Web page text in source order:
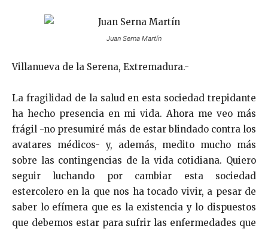
Juan Serna Martín
Villanueva de la Serena, Extremadura.-
La fragilidad de la salud en esta sociedad trepidante
ha hecho presencia en mi vida. Ahora me veo más
frágil -no presumiré más de estar blindado contra los
avatares médicos- y, además, medito mucho más
sobre las contingencias de la vida cotidiana. Quiero
seguir luchando por cambiar esta sociedad
estercolero en la que nos ha tocado vivir, a pesar de
saber lo efímera que es la existencia y lo dispuestos
que debemos estar para sufrir las enfermedades que